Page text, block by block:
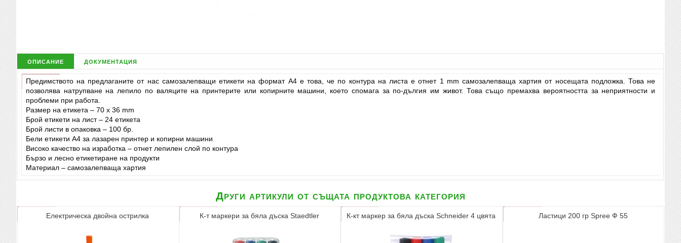
описание документация
Предимството на предлаганите от нас самозалепващи етикети на формат А4 е това, че по контура на листа е отнет 1 mm самозалепваща хартия от носещата подложка. Това не
позволява натрупване на лепило по валяците на принтерите или копирните машини, което спомага за по-дългия им живот. Това също премахва вероятността за неприятности и
проблеми при работа.
Размер на етикета – 70 х 36 mm
Брой етикети на лист – 24 етикета
Брой листи в опаковка – 100 бр.
Бели етикети А4 за лазарен принтер и копирни машини
Високо качество на изработка – отнет лепилен слой по контура
Бързо и лесно етикетиране на продукти
Материал – самозалепваща хартия
Други артикули от същата продуктова категория
Електрическа двойна острилка К-т маркери за бяла дъска Staedtler К-кт маркер за бяла дъска Schneider 4 цвята Ластици 200 гр Spree Ф 55